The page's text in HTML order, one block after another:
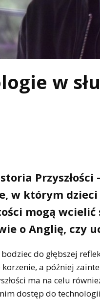
w
w którym
mogą
o Anglię, czy
bodziec do głębszej
a później
ma na celu
dostęp do